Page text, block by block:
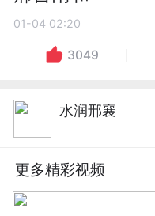
01-04 02:20
3049
水润邢襄
更多精彩视频